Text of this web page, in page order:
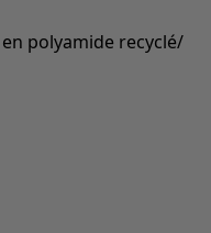
polyamide recyclé/